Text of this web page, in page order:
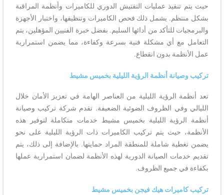
حيث يتم تنفيذ عمليات التفتيش الدوري للكاميرات وأنظمة المراقبة
بشكل منتظم. يشمل ذلك فحص الكاميرات وتنظيفها، واختبار الأجهزة
والبرمجيات للتأكد من أدائها السليم. بفضل خبرة الفنيين المؤهلين، يتم
التعامل مع أي مشكلة فنية بسرعة وكفاءة، مما يضمن استمرارية
عمل الأنظمة بدون انقطاع.
تركيب وصيانة أنظمة الرؤية الليلية بخميس مشيط
تعد أنظمة الرؤية الليلية من العناصر الهامة في تعزيز الأمان خلال
الليالي وفي الظروف الضوئية الضعيفة. تقدم شركة تركيب وصيانة
أنظمة الرؤية الليلية بخميس مشيط خدمات متكاملة لتوفير هذه
الأنظمة، حيث يتم تركيب الكاميرات ذات الرؤية الليلية على نحو
يضمن تغطية شاملة للمنطقة المراد حمايتها. بالإضافة إلى ذلك، يتم
تقديم خدمات الصيانة الدورية لهذه الأنظمة لضمان استمرارية عملها
بكفاءة في جميع الظروف.
تركيب كاميرات هيك فيجن بخميس مشيط